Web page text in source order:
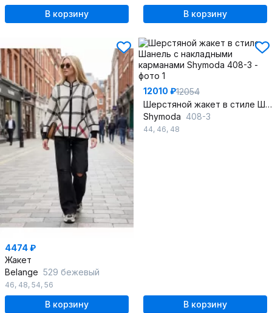
В корзину В корзину
4474 ₽
Жакет
Belange 529 бежевый
46, 48, 54, 56
В корзину
12010 ₽12054
Шерстяной жакет в стиле Шанель с накладными карманами
Shymoda 408-3
44, 46, 48
В корзину